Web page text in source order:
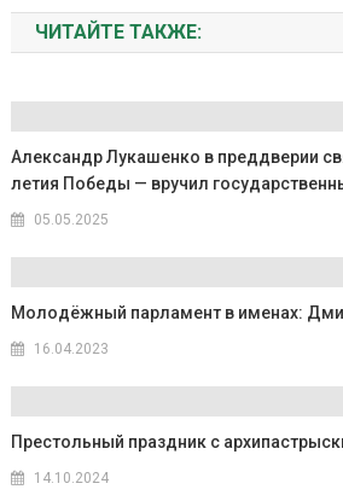
ЧИТАЙТЕ ТАКЖЕ:
Александр Лукашенко в преддверии
летия Победы — вручил
05.05.2025
Молодёжный парламент в именах:
16.04.2023
Престольный праздник с
14.10.2024